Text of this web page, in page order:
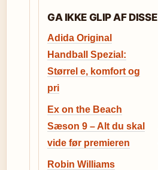
GA IKKE GLIP AF DISSE
Adida Original
Handball Spezial:
Størrel e, komfort og
pri
Ex on the Beach
Sæson 9 – Alt du skal
vide før premieren
Robin Williams